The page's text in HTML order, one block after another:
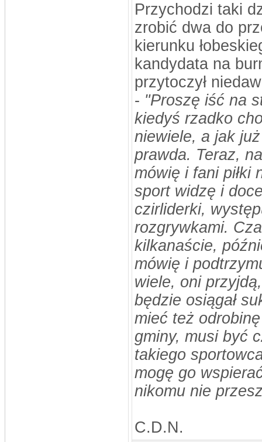
Przychodzi taki
zrobić dwa do
kierunku
kandydata na
przytoczył
- "Proszę iść na
kiedyś rzadko
niewiele, a jak
prawda. Teraz,
mówię i fani piłki
sport widzę i
czirliderki,
rozgrywkami.
kilkanaście,
mówię i
wiele, oni
będzie osiągał
mieć też
gminy, musi być
takiego
mogę go
nikomu nie
C.D.N.